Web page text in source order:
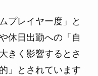
プレイヤー度」と
休日出勤への「自
きく影響するとさ
」とされています